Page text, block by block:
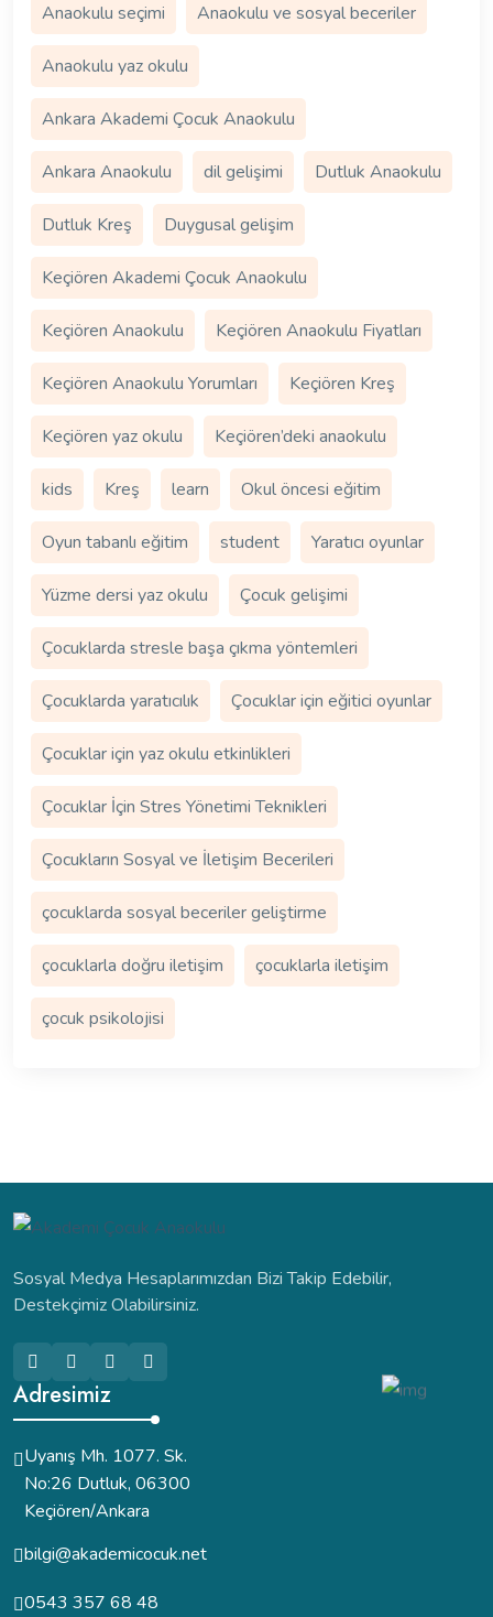
Anaokulu seçimi Anaokulu ve sosyal beceriler
Anaokulu yaz okulu
Ankara Akademi Çocuk Anaokulu
Ankara Anaokulu dil gelişimi Dutluk Anaokulu
Dutluk Kreş Duygusal gelişim
Keçiören Akademi Çocuk Anaokulu
Keçiören Anaokulu Keçiören Anaokulu Fiyatları
Keçiören Anaokulu Yorumları Keçiören Kreş
Keçiören yaz okulu Keçiören’deki anaokulu
kids Kreş learn Okul öncesi eğitim
Oyun tabanlı eğitim student Yaratıcı oyunlar
Yüzme dersi yaz okulu Çocuk gelişimi
Çocuklarda stresle başa çıkma yöntemleri
Çocuklarda yaratıcılık Çocuklar için eğitici oyunlar
Çocuklar için yaz okulu etkinlikleri
Çocuklar İçin Stres Yönetimi Teknikleri
Çocukların Sosyal ve İletişim Becerileri
çocuklarda sosyal beceriler geliştirme
çocuklarla doğru iletişim çocuklarla iletişim
çocuk psikolojisi
Sosyal Medya Hesaplarımızdan Bizi Takip Edebilir,
Destekçimiz Olabilirsiniz.
Adresimiz
Uyanış Mh. 1077. Sk.
No:26 Dutluk, 06300
Keçiören/Ankara
bilgi@akademicocuk.net
0543 357 68 48